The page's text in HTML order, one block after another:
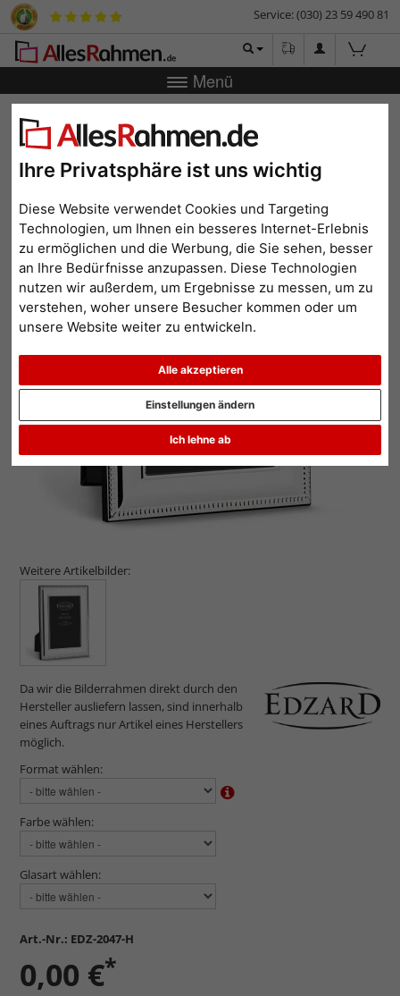
Ihre Privatsphäre ist uns wichtig
Diese Website verwendet Cookies und Targeting
Technologien, um Ihnen ein besseres Internet-Erlebnis
zu ermöglichen und die Werbung, die Sie sehen, besser
an Ihre Bedürfnisse anzupassen. Diese Technologien
nutzen wir außerdem, um Ergebnisse zu messen, um zu
verstehen, woher unsere Besucher kommen oder um
unsere Website weiter zu entwickeln.
Alle akzeptieren
Ich lehne ab
Einstellungen ändern
Service: (030) 23 59 490 81
Menü
Zurück
Fotorahmen Novara
Fotorahmen Novara
Weitere Artikelbilder:
Da wir die Bilderrahmen direkt durch den
Hersteller ausliefern lassen, sind innerhalb
eines Auftrags nur Artikel eines Herstellers
möglich.
Format wählen:
Farbe wählen:
Glasart wählen:
Art.-Nr.: EDZ-2047-H
0,00 €*